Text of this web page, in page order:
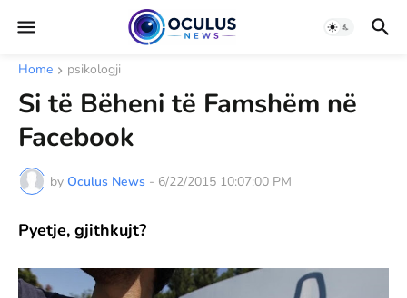
Home psikologji
Si të Bëheni të Famshëm në
Facebook
by Oculus News - 6/22/2015 10:07:00 PM
Pyetje, gjithkujt?